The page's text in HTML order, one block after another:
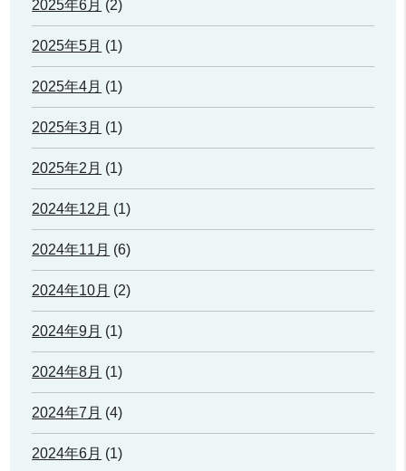
2025年6月 (2)
2025年5月 (1)
2025年4月 (1)
2025年3月 (1)
2025年2月 (1)
2024年12月 (1)
2024年11月 (6)
2024年10月 (2)
2024年9月 (1)
2024年8月 (1)
2024年7月 (4)
2024年6月 (1)